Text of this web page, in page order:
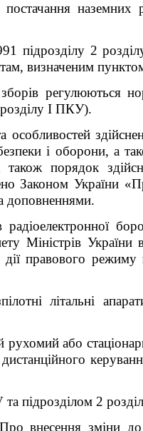
наземних
1 підрозділу 2
визначеним
І ПКУ).
особливостей
і оборони, а
порядок
Законом України
доповненнями.
Міністрів
дії правового
літальні
або
підрозділом 2
внесення зміни до